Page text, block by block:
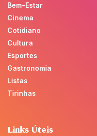
Bem-Estar
Cinema
Cotidiano
Cultura
Esportes
Gastronomia
Listas
Tirinhas
Links Úteis